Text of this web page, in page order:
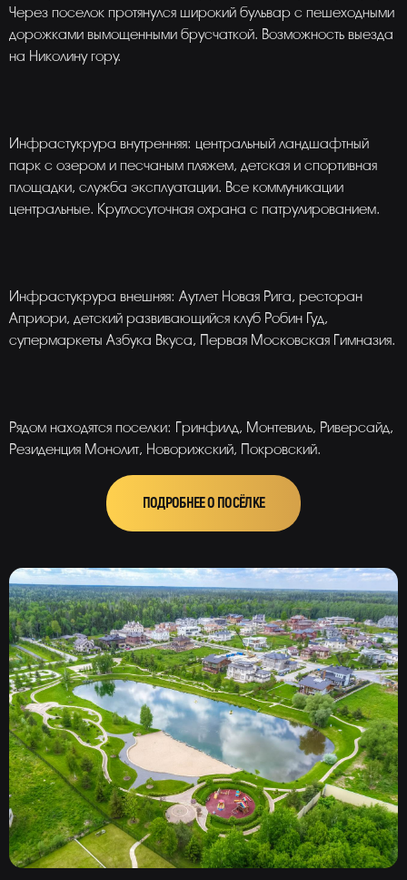
Через поселок протянулся широкий бульвар с пешеходными
дорожками вымощенными брусчаткой. Возможность выезда
на Николину гору.
Инфрастукрура внутренняя: центральный ландшафтный
парк с озером и песчаным пляжем, детская и спортивная
площадки, служба эксплуатации. Все коммуникации
центральные. Круглосуточная охрана с патрулированием.
Инфрастукрура внешняя: Аутлет Новая Рига, ресторан
Априори, детский развивающийся клуб Робин Гуд,
супермаркеты Азбука Вкуса, Первая Московская Гимназия.
Рядом находятся поселки: Гринфилд, Монтевиль, Риверсайд,
Резиденция Монолит, Новорижский, Покровский.
ПОДРОБНЕЕ О ПОСЁЛКЕ